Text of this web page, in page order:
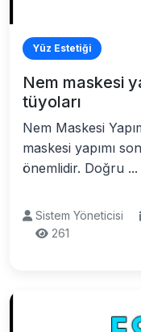
Yüz Estetiği
Nem maskesi
tüyoları
Nem Maskesi
maskesi yapımı
önemlidir. Doğru ...
Sistem Yöneticisi
261